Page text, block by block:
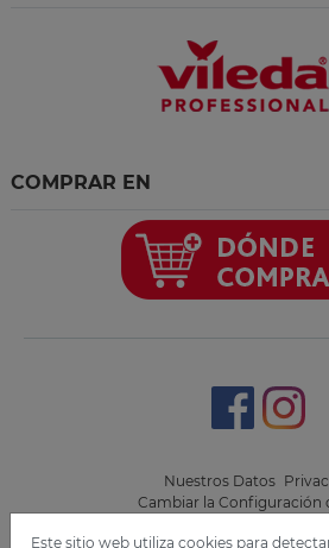
COMPRAR EN
Nuestros Datos
Cambiar la Configuración
Este sitio web utiliza cookies para